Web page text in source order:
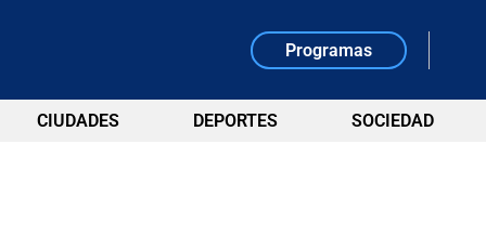
Programas
CIUDADES DEPORTES SOCIEDAD